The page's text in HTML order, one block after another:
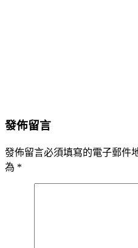
發佈留言
發佈留言必須填寫的電子郵件
為 *